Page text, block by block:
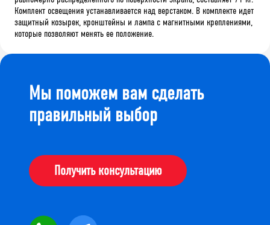
Комплект освещения устанавливается над верстаком. В комплекте идет
защитный козырек, кронштейны и лампа с магнитными креплениями,
которые позволяют менять ее положение.
Мы поможем вам сделать
правильный выбор
Получить консультацию